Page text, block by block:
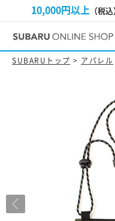
10,000円以上 （税
SUBARUトップ > アパレル